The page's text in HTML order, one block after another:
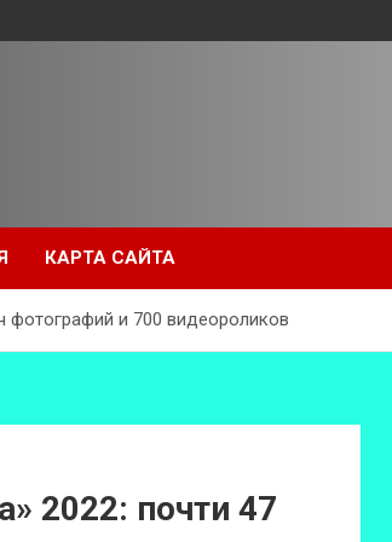
КАРТА САЙТА
фотографий и 700 видеороликов
2022: почти 47